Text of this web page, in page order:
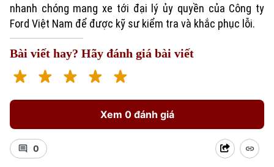
Xu hướng
nhanh chóng mang xe tới đại lý ủy quyền của Công ty
Ford Việt Nam để được kỹ sư kiểm tra và khắc phục lỗi.
Bài viết hay? Hãy đánh giá bài viết
Xem 0 đánh giá
0